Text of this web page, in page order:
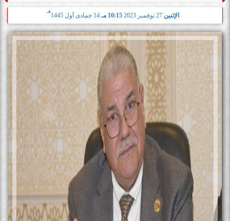
الإثنين 10:15 مـ 14 جمادى أول 1445
هـ